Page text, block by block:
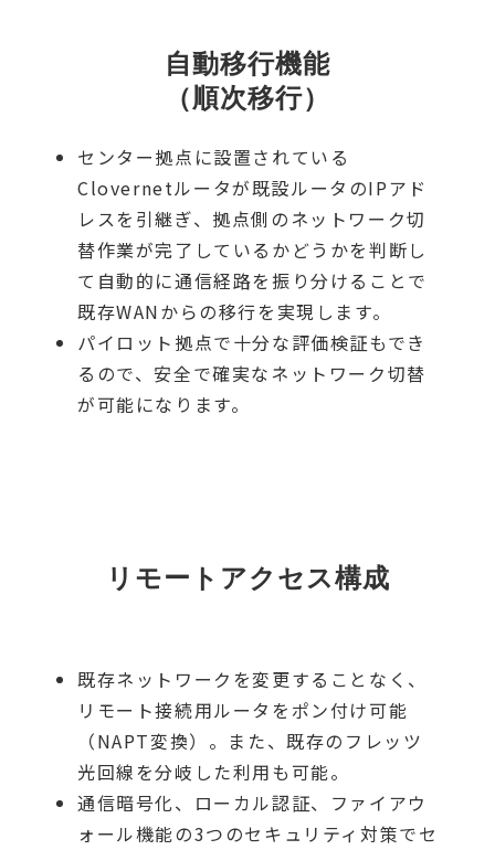
自動移行機能
（順次移行）
センター拠点に設置されている
Clovernetルータが既設ルータのIPアド
レスを引継ぎ、拠点側のネットワーク切
替作業が完了しているかどうかを判断し
て自動的に通信経路を振り分けることで
既存WANからの移行を実現します。
パイロット拠点で十分な評価検証もでき
るので、安全で確実なネットワーク切替
が可能になります。
リモートアクセス構成
既存ネットワークを変更することなく、
リモート接続用ルータをポン付け可能
（NAPT変換）。また、既存のフレッツ
光回線を分岐した利用も可能。
通信暗号化、ローカル認証、ファイアウ
ォール機能の3つのセキュリティ対策でセ